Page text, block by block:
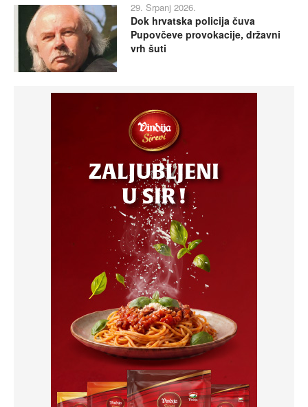
29. Srpanj 2026.
Dok hrvatska policija čuva
Pupovčeve provokacije, državni
vrh šuti